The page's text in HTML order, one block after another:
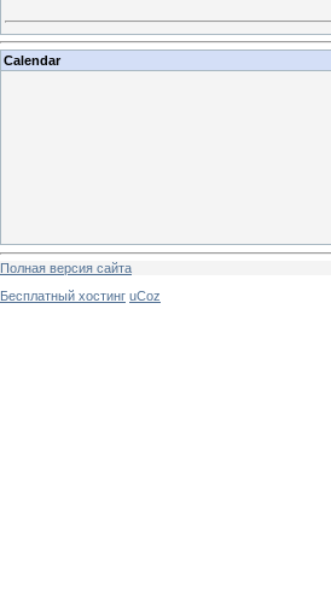
Calendar
Полная версия сайта
Бесплатный хостинг uCoz